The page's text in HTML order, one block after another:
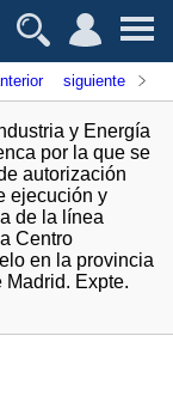
siguiente
y Energía
por la que se
autorización
ejecución y
de la línea
Centro
en la provincia
Expte.